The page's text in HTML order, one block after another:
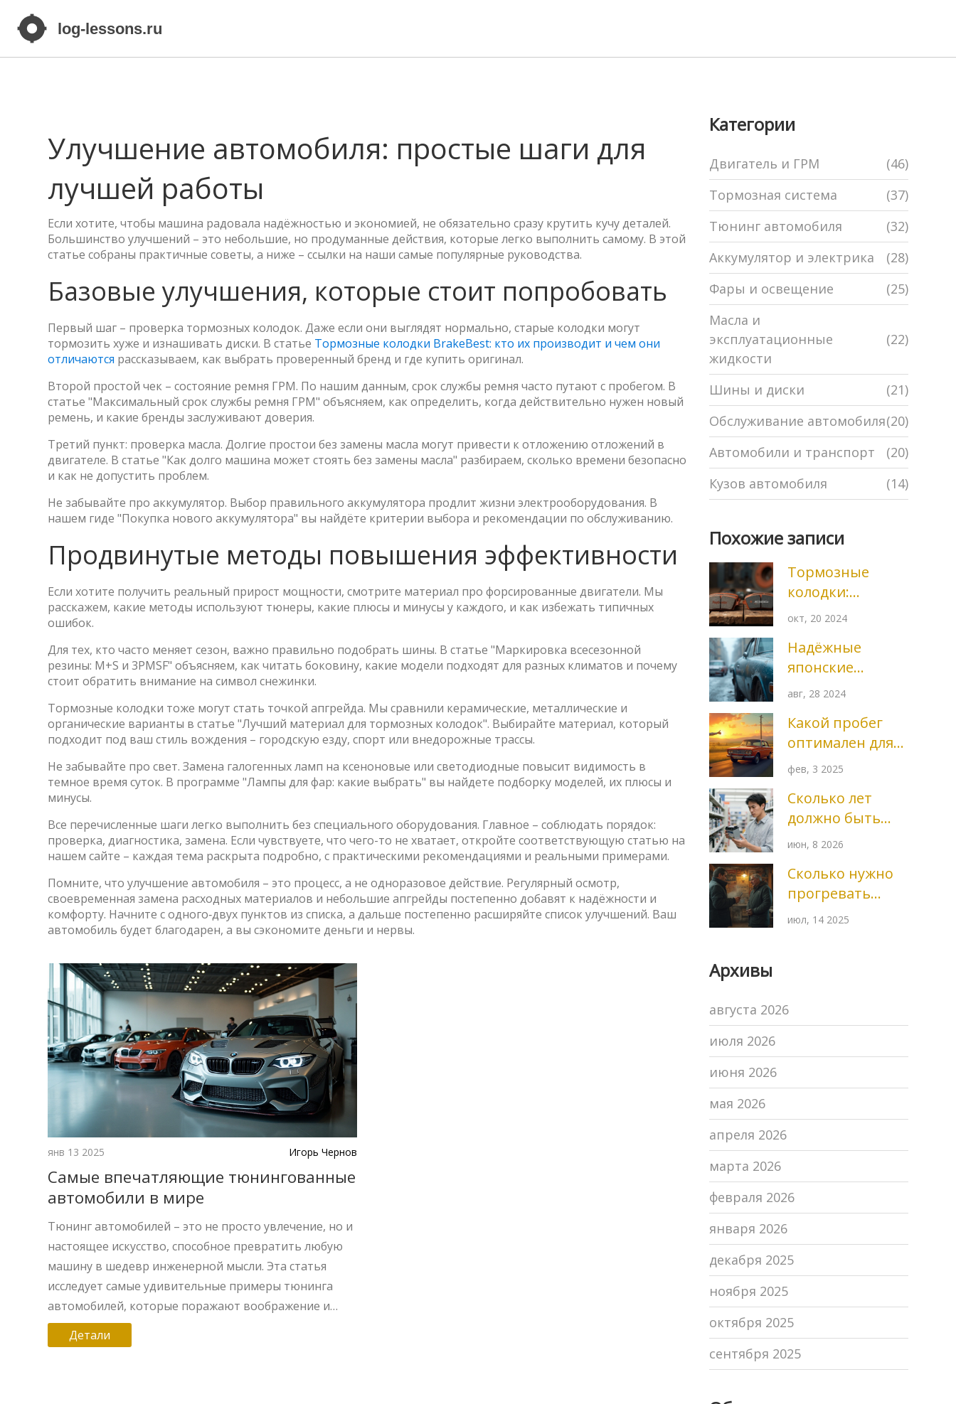
Улучшение автомобиля: простые шаги для
лучшей работы
Если хотите, чтобы машина радовала надёжностью и экономией, не обязательно сразу крутить кучу деталей.
Большинство улучшений – это небольшие, но продуманные действия, которые легко выполнить самому. В этой
статье собраны практичные советы, а ниже – ссылки на наши самые популярные руководства.
Базовые улучшения, которые стоит попробовать
Первый шаг – проверка тормозных колодок. Даже если они выглядят нормально, старые колодки могут
тормозить хуже и изнашивать диски. В статье Тормозные колодки BrakeBest: кто их производит и чем они
отличаются рассказываем, как выбрать проверенный бренд и где купить оригинал.
Второй простой чек – состояние ремня ГРМ. По нашим данным, срок службы ремня часто путают с пробегом. В
статье "Максимальный срок службы ремня ГРМ" объясняем, как определить, когда действительно нужен новый
ремень, и какие бренды заслуживают доверия.
Третий пункт: проверка масла. Долгие простои без замены масла могут привести к отложению отложений в
двигателе. В статье "Как долго машина может стоять без замены масла" разбираем, сколько времени безопасно
и как не допустить проблем.
Не забывайте про аккумулятор. Выбор правильного аккумулятора продлит жизни электрооборудования. В
нашем гиде "Покупка нового аккумулятора" вы найдёте критерии выбора и рекомендации по обслуживанию.
Продвинутые методы повышения эффективности
Если хотите получить реальный прирост мощности, смотрите материал про форсированные двигатели. Мы
расскажем, какие методы используют тюнеры, какие плюсы и минусы у каждого, и как избежать типичных
ошибок.
Для тех, кто часто меняет сезон, важно правильно подобрать шины. В статье "Маркировка всесезонной
резины: M+S и 3PMSF" объясняем, как читать боковину, какие модели подходят для разных климатов и почему
стоит обратить внимание на символ снежинки.
Тормозные колодки тоже могут стать точкой апгрейда. Мы сравнили керамические, металлические и
органические варианты в статье "Лучший материал для тормозных колодок". Выбирайте материал, который
подходит под ваш стиль вождения – городскую езду, спорт или внедорожные трассы.
Не забывайте про свет. Замена галогенных ламп на ксеноновые или светодиодные повысит видимость в
темное время суток. В программе "Лампы для фар: какие выбрать" вы найдете подборку моделей, их плюсы и
минусы.
Все перечисленные шаги легко выполнить без специального оборудования. Главное – соблюдать порядок:
проверка, диагностика, замена. Если чувствуете, что чего-то не хватает, откройте соответствующую статью на
нашем сайте – каждая тема раскрыта подробно, с практическими рекомендациями и реальными примерами.
Помните, что улучшение автомобиля – это процесс, а не одноразовое действие. Регулярный осмотр,
своевременная замена расходных материалов и небольшие апгрейды постепенно добавят к надёжности и
комфорту. Начните с одного‑двух пунктов из списка, а дальше постепенно расширяйте список улучшений. Ваш
автомобиль будет благодарен, а вы сэкономите деньги и нервы.
янв 13 2025 Игорь Чернов
Самые впечатляющие тюнингованные
автомобили в мире
Тюнинг автомобилей – это не просто увлечение, но и
настоящее искусство, способное превратить любую
машину в шедевр инженерной мысли. Эта статья
исследует самые удивительные примеры тюнинга
автомобилей, которые поражают воображение и
демонстрируют достижения этой отрасли. Узнайте
секреты наиболее знаковых тюнинговых проектов и
Детали
Категории
Двигатель и ГРМ
(46)
Тормозная система
(37)
Тюнинг автомобиля
(32)
Аккумулятор и электрика
(28)
Фары и освещение
(25)
Масла и
эксплуатационные
жидкости
(22)
Шины и диски
(21)
Обслуживание автомобиля(20)
Автомобили и транспорт
(20)
Кузов автомобиля
(14)
Похожие записи
Тормозные
колодки:
Raybestos или
окт, 20 2024
Надёжные
японские
автомобили с
коррозии
авг, 28 2024
Какой пробег
оптимален для
машины 10 лет
фев, 3 2025
Сколько лет
должно быть
аккумулятору
полный гид по
дате
производства
июн, 8 2026
Сколько нужно
прогревать
двигатель перед
июл, 14 2025
Архивы
августа 2026
июля 2026
июня 2026
мая 2026
апреля 2026
марта 2026
февраля 2026
января 2026
декабря 2025
ноября 2025
октября 2025
сентября 2025